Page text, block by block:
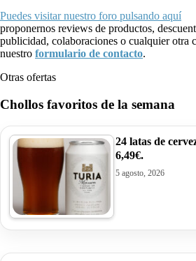
Puedes visitar nuestro foro pulsando aquí
proponernos reviews de productos,
publicidad, colaboraciones o cualquier otra
nuestro formulario de contacto.
Otras ofertas
Chollos favoritos de la semana
24 latas de
6,49€.
5 agosto, 2026